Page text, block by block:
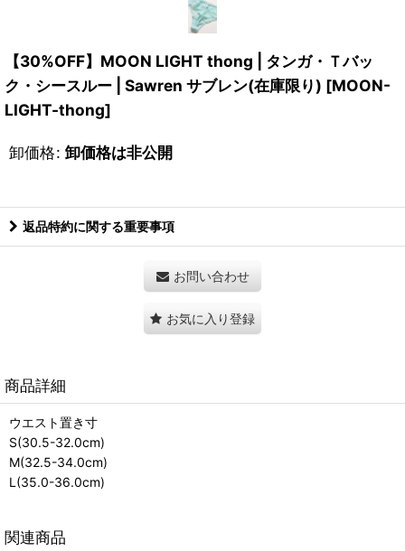
【30%OFF】MOON LIGHT thong | タンガ・Ｔバッ
ク・シースルー | Sawren サブレン(在庫限り) [MOON-
LIGHT-thong]
卸価格: 卸価格は非公開
返品特約に関する重要事項
お問い合わせ
お気に入り登録
商品詳細
ウエスト置き寸
S(30.5-32.0cm)
M(32.5-34.0cm)
L(35.0-36.0cm)
関連商品